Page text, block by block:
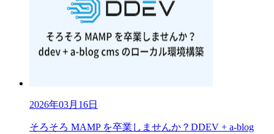
2026年03月16日
そろそろ MAMP を卒業しませんか？DDEV + a-blog